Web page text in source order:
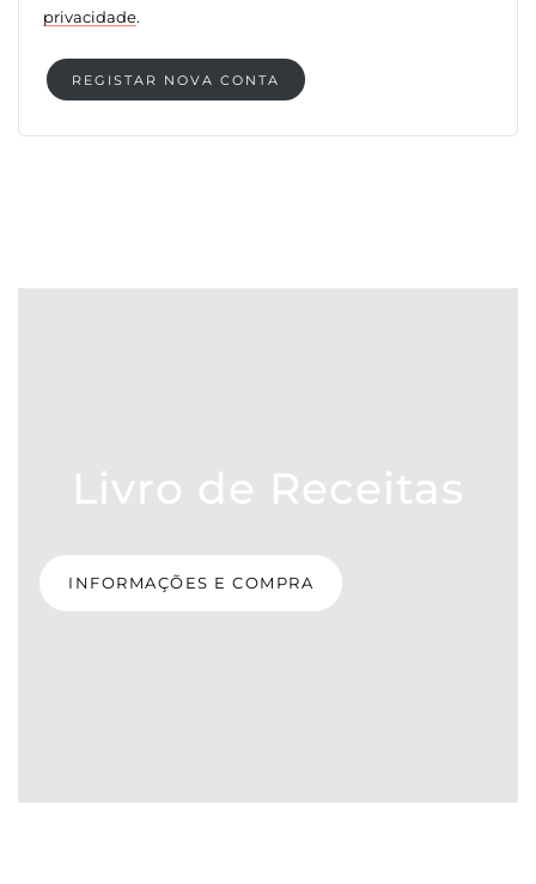
privacidade.
REGISTAR NOVA CONTA
Livro de Receitas
INFORMAÇÕES E COMPRA